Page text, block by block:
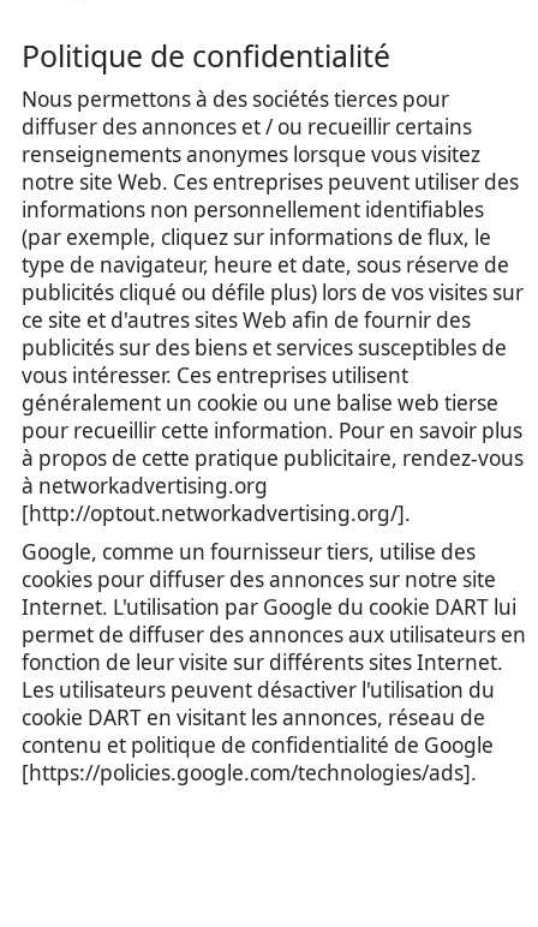
Politique de confidentialité
Nous permettons à des sociétés tierces pour
diffuser des annonces et / ou recueillir certains
renseignements anonymes lorsque vous visitez
notre site Web. Ces entreprises peuvent utiliser des
informations non personnellement identifiables
(par exemple, cliquez sur informations de flux, le
type de navigateur, heure et date, sous réserve de
publicités cliqué ou défile plus) lors de vos visites sur
ce site et d'autres sites Web afin de fournir des
publicités sur des biens et services susceptibles de
vous intéresser. Ces entreprises utilisent
généralement un cookie ou une balise web tierse
pour recueillir cette information. Pour en savoir plus
à propos de cette pratique publicitaire, rendez-vous
à networkadvertising.org
[http://optout.networkadvertising.org/].
Google, comme un fournisseur tiers, utilise des
cookies pour diffuser des annonces sur notre site
Internet. L'utilisation par Google du cookie DART lui
permet de diffuser des annonces aux utilisateurs en
fonction de leur visite sur différents sites Internet.
Les utilisateurs peuvent désactiver l'utilisation du
cookie DART en visitant les annonces, réseau de
contenu et politique de confidentialité de Google
[https://policies.google.com/technologies/ads].